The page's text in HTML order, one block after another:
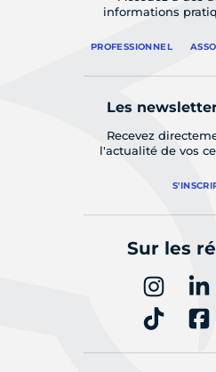
informations
PROFESSIONNEL
Les
Recevez
l'actualité de vos
Sur les